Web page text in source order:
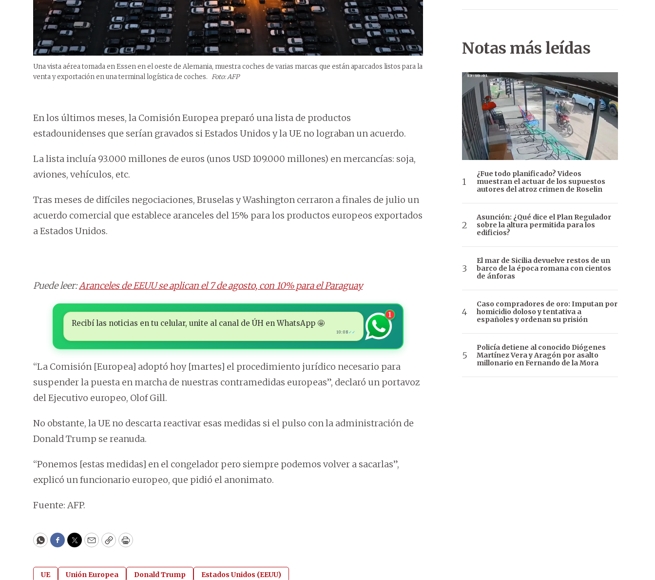
Una vista aérea tomada en Essen en el oeste de Alemania, muestra coches de varias marcas que están aparcados listos para la
venta y exportación en una terminal logística de coches. Foto: AFP
En los últimos meses, la Comisión Europea preparó una lista de productos
estadounidenses que serían gravados si Estados Unidos y la UE no lograban un acuerdo.
La lista incluía 93.000 millones de euros (unos USD 109.000 millones) en mercancías: soja,
aviones, vehículos, etc.
Tras meses de difíciles negociaciones, Bruselas y Washington cerraron a finales de julio un
acuerdo comercial que establece aranceles del 15% para los productos europeos exportados
a Estados Unidos.
Puede leer:Aranceles de EEUU se aplican el 7 de agosto, con 10% para el Paraguay
Recibí las noticias en tu celular, unite al canal de ÚH en WhatsApp 🤩
10:08 ✓✓
1
“La Comisión [Europea] adoptó hoy [martes] el procedimiento jurídico necesario para
suspender la puesta en marcha de nuestras contramedidas europeas”, declaró un portavoz
del Ejecutivo europeo, Olof Gill.
No obstante, la UE no descarta reactivar esas medidas si el pulso con la administración de
Donald Trump se reanuda.
“Ponemos [estas medidas] en el congelador pero siempre podemos volver a sacarlas”,
explicó un funcionario europeo, que pidió el anonimato.
Fuente: AFP.
WhatsApp
Facebook
Twitter
EmailCopyPrint
UE Unión Europea Donald Trump Estados Unidos (EEUU)
Notas más leídas
¿Fue todo planificado? Videos
muestran el actuar de los supuestos
autores del atroz crimen de Roselin
Asunción: ¿Qué dice el Plan Regulador
sobre la altura permitida para los
edificios?
El mar de Sicilia devuelve restos de un
barco de la época romana con cientos
de ánforas
Caso compradores de oro: Imputan por
homicidio doloso y tentativa a
españoles y ordenan su prisión
Policía detiene al conocido Diógenes
Martínez Vera y Aragón por asalto
millonario en Fernando de la Mora